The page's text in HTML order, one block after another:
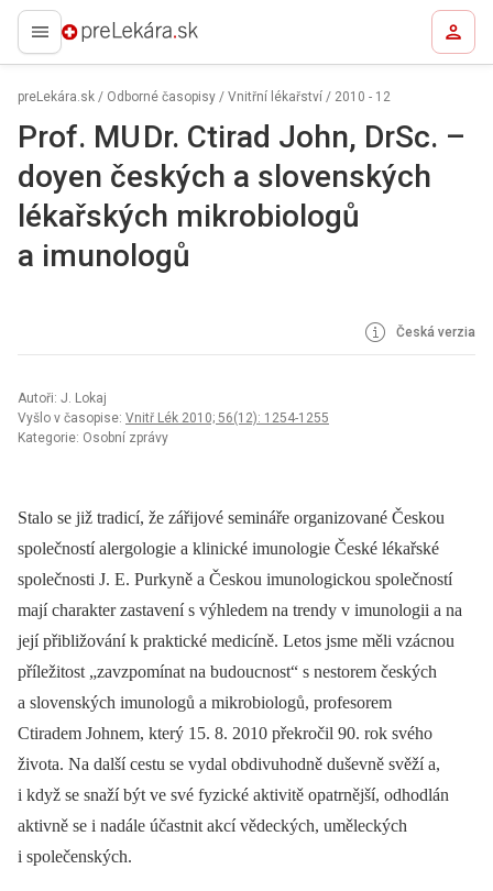
preLekára.sk
preLekára.sk / Odborné časopisy / Vnitřní lékařství / 2010 - 12
Prof. MU Dr. Ctirad John, DrSc. –
doyen českých a slovenských
lékařských mikrobio­logů
a imunologů
Česká verzia
Autoři: J. Lokaj
Vyšlo v časopise: Vnitř Lék 2010; 56(12): 1254-1255
Kategorie: Osobní zprávy
Stalo se již tradicí, že zářijové semináře organizované Českou
společností alergologie a klinické imunologie České lékařské
společnosti J. E. Purkyně a Českou imunologickou společností
mají charakter zastavení s výhledem na trendy v imunologii a na
její přibližování k praktické medicíně. Letos jsme měli vzácnou
příležitost „zavzpomínat na budoucnost“ s nestorem českých
a slovenských imunologů a mikrobio­logů, profesorem
Ctiradem Johnem, který 15. 8. 2010 překročil 90. rok svého
života. Na další cestu se vydal obdivuhodně duševně svěží a,
i když se snaží být ve své fyzické aktivitě opatrnější, odhodlán
aktivně se i nadále účastnit akcí vědeckých, uměleckých
i společenských.